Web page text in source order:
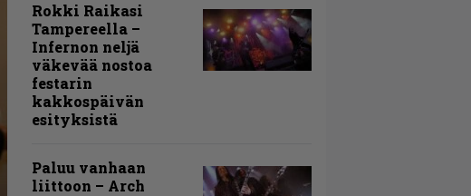
Rokki Raikasi
Tampereella –
Infernon neljä
väkevää nostoa
festarin
kakkospäivän
esityksistä
Paluu vanhaan
liittoon – Arch